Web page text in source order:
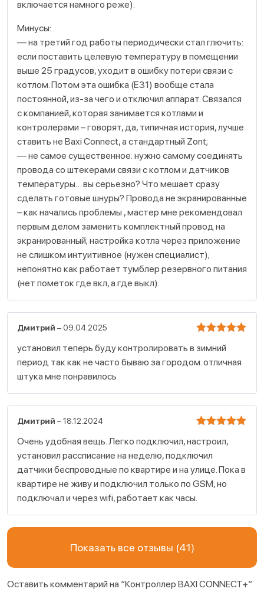
включается намного реже).
Минусы:
— на третий год работы периодически стал глючить:
если поставить целевую температуру в помещении
выше 25 градусов, уходит в ошибку потери связи с
котлом. Потом эта ошибка (Е31) вообще стала
постоянной, из-за чего и отключил аппарат. Связался
с компанией, которая занимается котлами и
контролерами – говорят, да, типичная история, лучше
ставить не Baxi Connect, а стандартный Zont;
— не самое существенное: нужно самому соединять
провода со штекерами связи с котлом и датчиков
температуры… вы серьезно? Что мешает сразу
сделать готовые шнуры? Провода не экранированные
– как начались проблемы , мастер мне рекомендовал
первым делом заменить комплектный провод на
экранированный; настройка котла через приложение
не слишком интуитивное (нужен специалист);
непонятно как работает тумблер резервного питания
(нет пометок где вкл, а где выкл).
5
Дмитрий – 09.04.2025
установил теперь буду контролировать в зимний
период так как не часто бываю за городом. отличная
штука мне понравилось
5
из 5
Дмитрий –18.12.2024
Очень удобная вещь. Легко подключил, настроил,
установил рассписание на неделю, подключил
датчики беспроводные по квартире и на улице. Пока в
квартире не живу и подключил только по GSM, но
подключал и через wifi, работает как часы.
Показать все отзывы (41)
Оставить комментарий на “Контроллер BAXI CONNECT+”